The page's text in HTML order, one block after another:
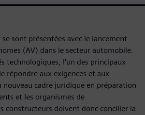
sont présentées avec le lancement
(AV) dans le secteur automobile.
technologiques, l'un des principaux
répondre aux exigences et aux
nouveau cadre juridique en préparation
et les organismes de
constructeurs doivent donc concilier la